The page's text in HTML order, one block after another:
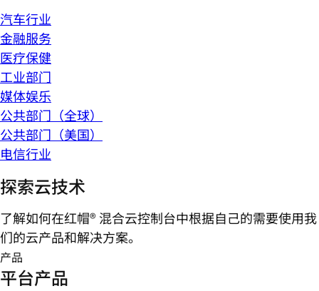
汽车行业
金融服务
医疗保健
工业部门
媒体娱乐
公共部门（全球）
公共部门（美国）
电信行业
探索云技术
了解如何在红帽® 混合云控制台中根据自己的需要使用我
们的云产品和解决方案。
产品
平台产品